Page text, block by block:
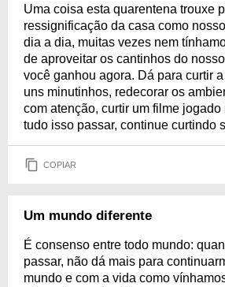
Uma coisa esta quarentena trouxe
ressignificação da casa como
dia a dia, muitas vezes nem
de aproveitar os cantinhos do
você ganhou agora. Dá para curtir
uns minutinhos, redecorar os
com atenção, curtir um filme jogado
tudo isso passar, continue curtindo
COPIAR
Um mundo diferente
É consenso entre todo mundo:
passar, não dá mais para
mundo e com a vida como